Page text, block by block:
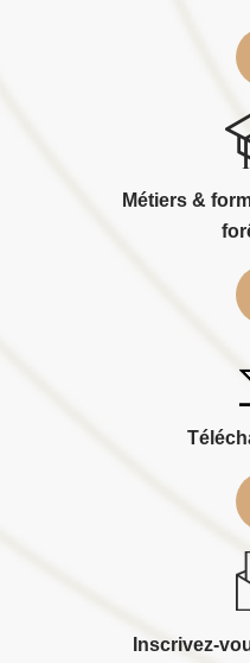
Métiers &
Inscrivez-